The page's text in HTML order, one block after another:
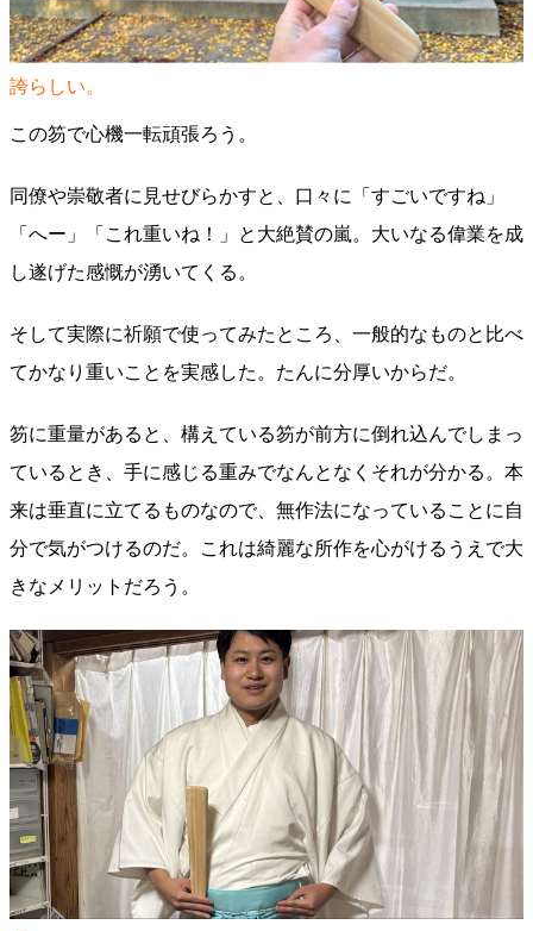
誇らしい。
この笏で心機一転頑張ろう。
同僚や崇敬者に見せびらかすと、口々に「すごいですね」
「へー」「これ重いね！」と大絶賛の嵐。大いなる偉業を成
し遂げた感慨が湧いてくる。
そして実際に祈願で使ってみたところ、一般的なものと比べ
てかなり重いことを実感した。たんに分厚いからだ。
笏に重量があると、構えている笏が前方に倒れ込んでしまっ
ているとき、手に感じる重みでなんとなくそれが分かる。本
来は垂直に立てるものなので、無作法になっていることに自
分で気がつけるのだ。これは綺麗な所作を心がけるうえで大
きなメリットだろう。